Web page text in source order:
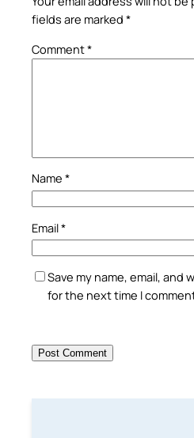
fields are marked *
Comment*
Name *
Email*
Save my name, email, and
for the next time I